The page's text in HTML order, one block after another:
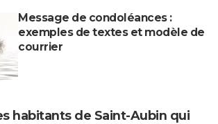
Message de condoléances :
exemples de textes et modèle de
courrier
habitants de Saint-Aubin qui